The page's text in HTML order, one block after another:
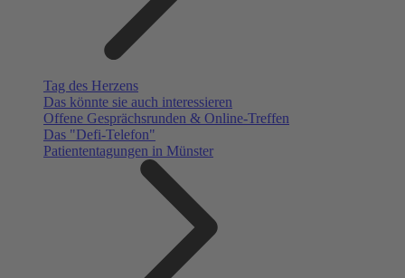
Tag des Herzens
Das könnte sie auch interessieren
Offene Gesprächsrunden & Online-Treffen
Das "Defi-Telefon"
Patiententagungen in Münster